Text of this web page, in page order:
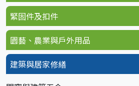
緊固件及扣件
園藝、農業與戶外用品
建築與居家修繕